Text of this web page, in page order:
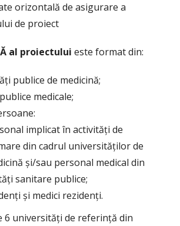
orizontală de asigurare a
de proiect
al proiectului este format din:
publice de medicină;
medicale;
implicat în activități de
din cadrul universităților de
și/sau personal medical din
sanitare publice;
și medici rezidenți.
6 universități de referință din